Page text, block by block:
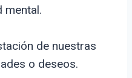
mental.
de nuestras
o deseos.